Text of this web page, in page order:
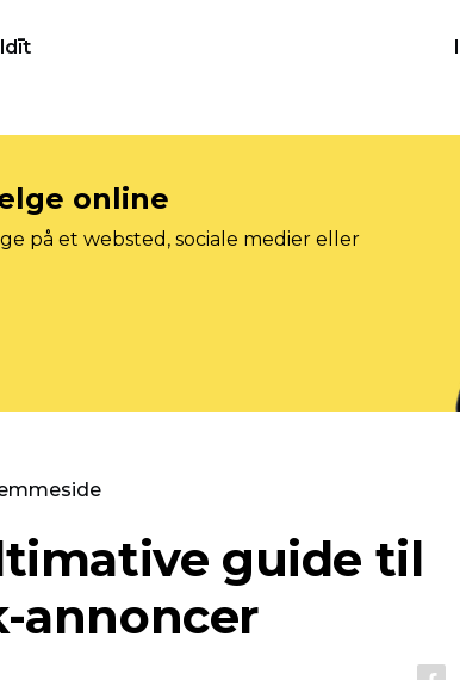
online
på et websted, sociale medier eller
guide til
annoncer